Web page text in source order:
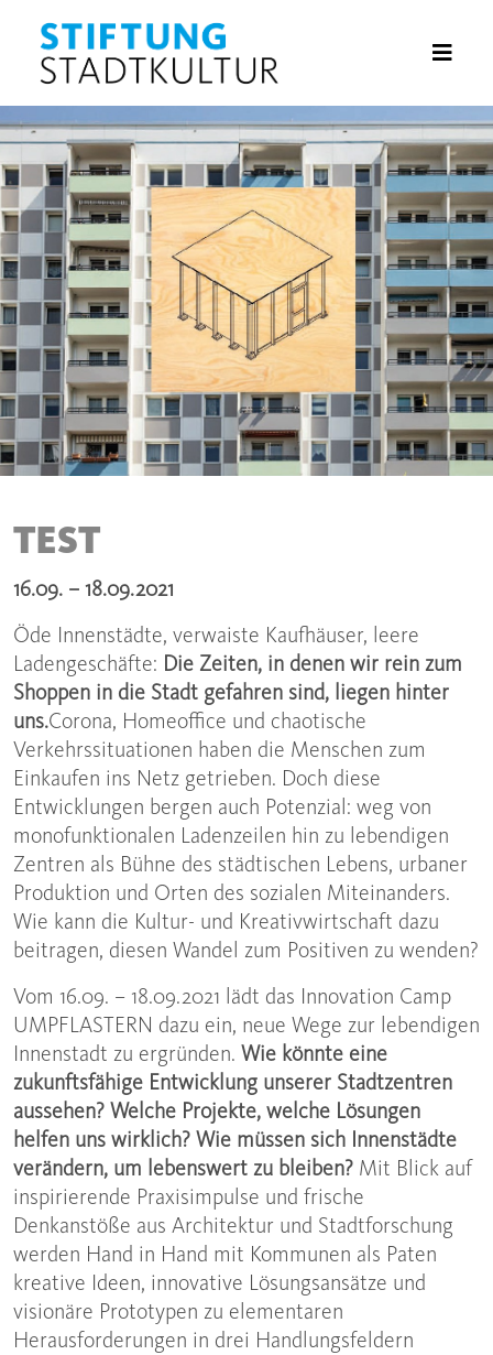
TEST
16.09. – 18.09.2021
Öde Innenstädte, verwaiste Kaufhäuser, leere
Ladengeschäfte: Die Zeiten, in denen wir rein zum
Shoppen in die Stadt gefahren sind, liegen hinter
uns.Corona, Homeoffice und chaotische
Verkehrssituationen haben die Menschen zum
Einkaufen ins Netz getrieben. Doch diese
Entwicklungen bergen auch Potenzial: weg von
monofunktionalen Ladenzeilen hin zu lebendigen
Zentren als Bühne des städtischen Lebens, urbaner
Produktion und Orten des sozialen Miteinanders.
Wie kann die Kultur- und Kreativwirtschaft dazu
beitragen, diesen Wandel zum Positiven zu wenden?
Vom 16.09. – 18.09.2021 lädt das Innovation Camp
UMPFLASTERN dazu ein, neue Wege zur lebendigen
Innenstadt zu ergründen. Wie könnte eine
zukunftsfähige Entwicklung unserer Stadtzentren
aussehen? Welche Projekte, welche Lösungen
helfen uns wirklich? Wie müssen sich Innenstädte
verändern, um lebenswert zu bleiben? Mit Blick auf
inspirierende Praxisimpulse und frische
Denkanstöße aus Architektur und Stadtforschung
werden Hand in Hand mit Kommunen als Paten
kreative Ideen, innovative Lösungsansätze und
visionäre Prototypen zu elementaren
Herausforderungen in drei Handlungsfeldern